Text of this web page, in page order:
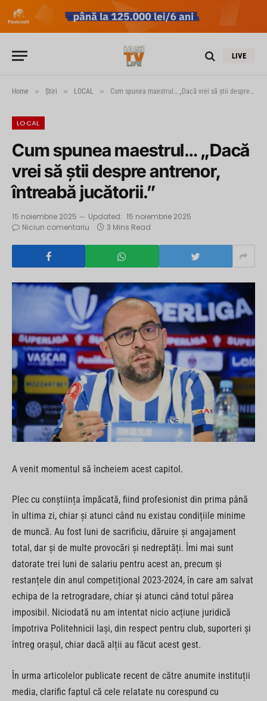
LIVE
Home » Știri » LOCAL » Cum spunea maestrul… „Dacă vrei să știi despre antrenor, întreabă jucătorii.”
LOCAL
Cum spunea maestrul… „Dacă
vrei să știi despre antrenor,
întreabă jucătorii.”
15 noiembrie 2025 Updated: 15 noiembrie 2025
Niciun comentariu
3 Mins Read
A venit momentul să încheiem acest capitol.
Plec cu conștiința împăcată, fiind profesionist din prima până
în ultima zi, chiar și atunci când nu existau condițiile minime
de muncă. Au fost luni de sacrificiu, dăruire și angajament
total, dar și de multe provocări și nedreptăți. Îmi mai sunt
datorate trei luni de salariu pentru acest an, precum și
restanțele din anul competițional 2023-2024, în care am salvat
echipa de la retrogradare, chiar și atunci când totul părea
imposibil. Niciodată nu am intentat nicio acțiune juridică
împotriva Politehnicii Iași, din respect pentru club, suporteri și
întreg orașul, chiar dacă alții au făcut acest gest.
În urma articolelor publicate recent de către anumite instituții
media, clarific faptul că cele relatate nu corespund cu